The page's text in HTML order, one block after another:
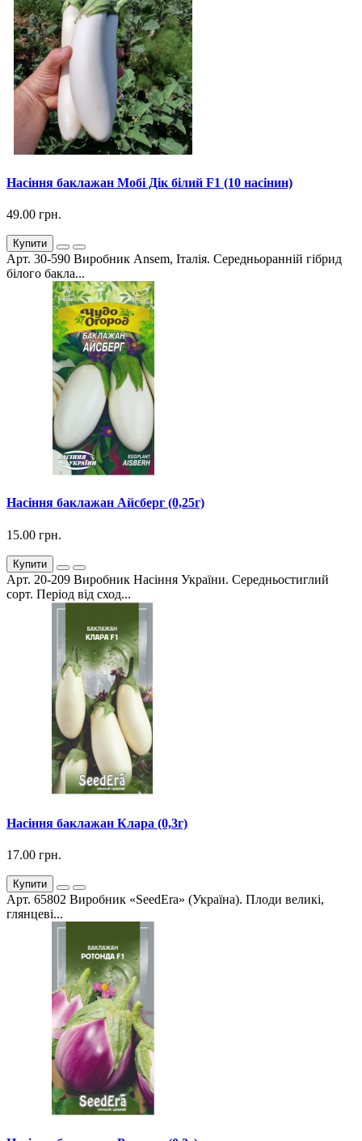
Насіння баклажан Мобі Дік білий F1 (10 насінин)
49.00 грн.
Купити
Арт. 30-590 Виробник Ansem, Італія. Середньоранній гібрид
білого бакла...
Насіння баклажан Айсберг (0,25г)
15.00 грн.
Купити
Арт. 20-209 Виробник Насіння України. Середньостиглий
сорт. Період від сход...
Насіння баклажан Клара (0,3г)
17.00 грн.
Купити
Арт. 65802 Виробник «SeedEra» (Україна). Плоди великі,
глянцеві...